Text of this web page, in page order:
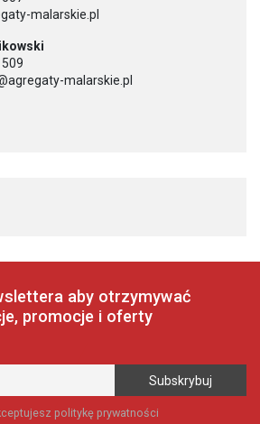
malarskie.pl
malarskie.pl
aby otrzymywać
promocje i oferty
politykę prywatności